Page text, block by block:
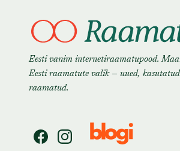
Eesti vanim internetiraamatupood.
Eesti raamatute valik — uued,
raamatud.